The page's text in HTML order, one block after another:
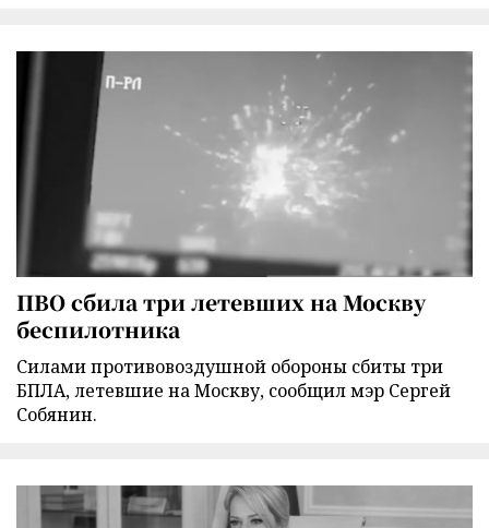
ПВО сбила три летевших на Москву
беспилотника
Силами противовоздушной обороны сбиты три
БПЛА, летевшие на Москву, сообщил мэр Сергей
Собянин.